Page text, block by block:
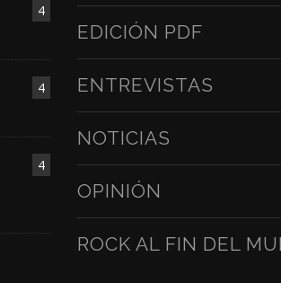
4
4
4
EDICIÓN PDF
ENTREVISTAS
NOTICIAS
OPINIÓN
ROCK AL FIN DEL